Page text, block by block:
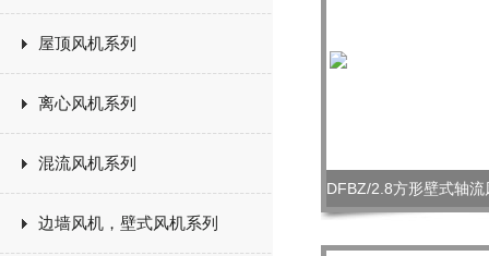
屋顶风机系列
离心风机系列
混流风机系列
边墙风机，壁式风机系列